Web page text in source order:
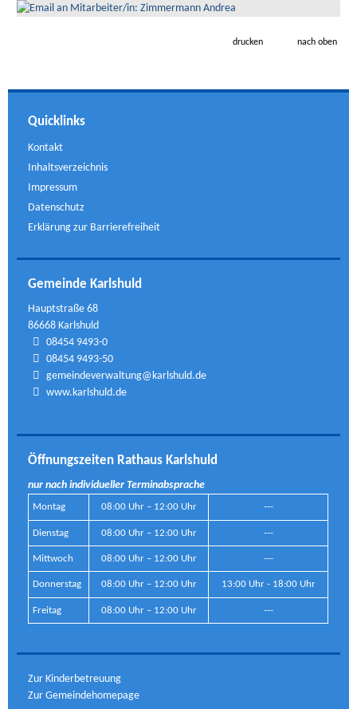
drucken nach oben
Quicklinks
Kontakt
Inhaltsverzeichnis
Impressum
Datenschutz
Erklärung zur Barrierefreiheit
Gemeinde Karlshuld
Hauptstraße 68
86668 Karlshuld
08454 9493-0
08454 9493-50
gemeindeverwaltung@karlshuld.de
www.karlshuld.de
Öffnungszeiten Rathaus Karlshuld
nur nach individueller Terminabsprache
Montag 08:00 Uhr – 12:00 Uhr ---
Dienstag 08:00 Uhr – 12:00 Uhr ---
Mittwoch 08:00 Uhr – 12:00 Uhr ---
Donnerstag 08:00 Uhr – 12:00 Uhr 13:00 Uhr - 18:00 Uhr
Freitag 08:00 Uhr – 12:00 Uhr ---
Zur Kinderbetreuung
Zur Gemeindehomepage